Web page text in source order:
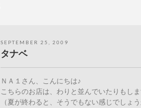
SEPTEMBER 25, 2009
タナベ
ＮＡ１さん、こんにちは♪
こちらのお店は、わりと並んでいたりもしま
（夏が終わると、そうでもない感じでしょう